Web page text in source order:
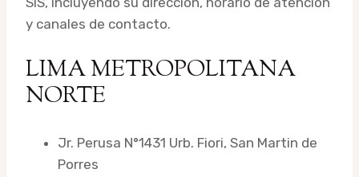
y canales de contacto.
LIMA METROPOLITANA
NORTE
Jr. Perusa N°1431 Urb. Fiori, San Martin de
Porres